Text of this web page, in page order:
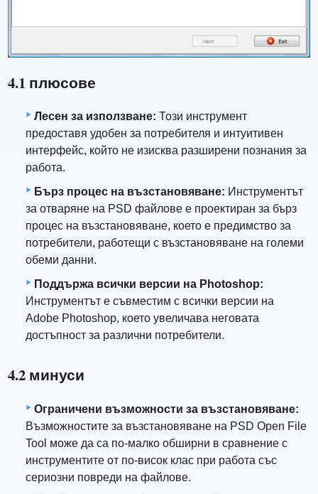
4.1 плюсове
Лесен за използване: Този инструмент
предоставя удобен за потребителя и интуитивен
интерфейс, който не изисква разширени познания за
работа.
Бърз процес на възстановяване: Инструментът
за отваряне на PSD файлове е проектиран за бърз
процес на възстановяване, което е предимство за
потребители, работещи с възстановяване на големи
обеми данни.
Поддържа всички версии на Photoshop:
Инструментът е съвместим с всички версии на
Adobe Photoshop, което увеличава неговата
достъпност за различни потребители.
4.2 минуси
Ограничени възможности за възстановяване:
Възможностите за възстановяване на PSD Open File
Tool може да са по-малко обширни в сравнение с
инструментите от по-висок клас при работа със
сериозни повреди на файлове.